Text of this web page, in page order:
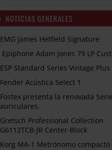
NOTICIAS GENERALES
EMG James Hetfield Signature
Epiphone Adam Jones 79 LP
ESP Standard Series Vintage Plus
Fender Acústica Select 1
Fostex presenta la renovada
auriculares.
Gretsch Professional Collection
G6112TCB-JR Center-Block
Korg MA-1 Metrónomo compacto